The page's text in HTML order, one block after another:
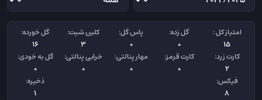
امتیاز کل :
15
گل زده:
0
پاس گل:
0
کلین شیت:
3
گل خورده:
16
کارت زرد:
2
کارت قرمز:
0
مهار پنالتی:
0
خرابی پنالتی:
0
گل به خودی:
0
فیکس:
8
ذخیره:
1